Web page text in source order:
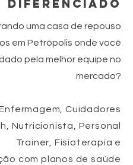
diferenciado
uma casa de repouso
em Petrópolis onde você
pela melhor equipe no
mercado?
Cuidadores
Nutricionista, Personal
Trainer, Fisioterapia e
com planos de saúde